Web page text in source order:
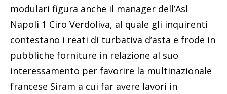
modulari figura anche il manager dell’Asl
Napoli 1 Ciro Verdoliva, al quale gli inquirenti
contestano i reati di turbativa d’asta e frode in
pubbliche forniture in relazione al suo
interessamento per favorire la multinazionale
francese Siram a cui far avere lavori in